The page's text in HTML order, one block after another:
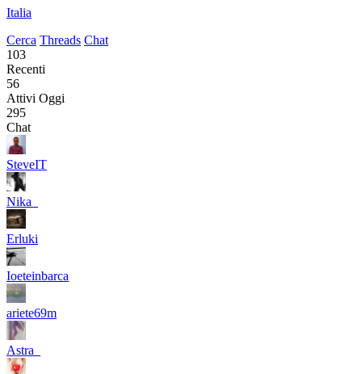
Italia
Cerca Threads Chat
103
Recenti
56
Attivi Oggi
295
Chat
SteveIT
Nika_
Erluki
Ioeteinbarca
ariete69m
Astra_